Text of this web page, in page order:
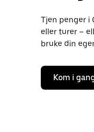
Tjen penger i
eller turer –
bruke din
Kom i